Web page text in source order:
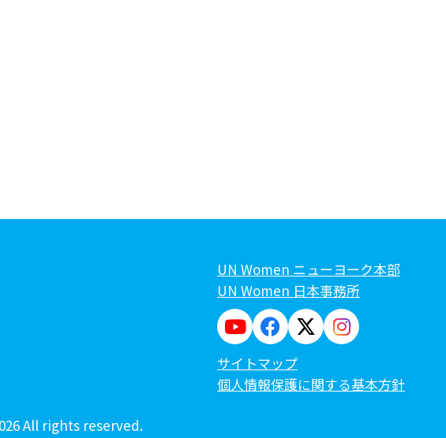
UN Women ニューヨーク本部
UN Women 日本事務所
サイトマップ
個人情報保護に関する基本方針
All rights reserved.